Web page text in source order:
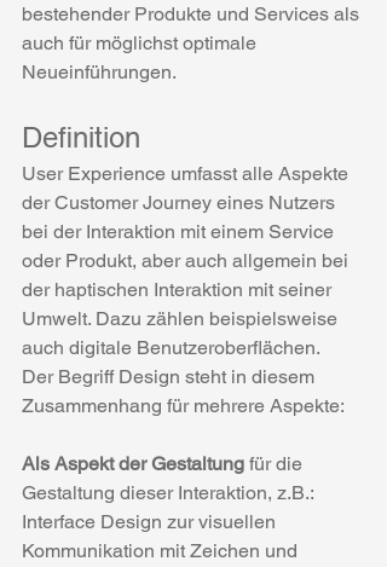
bestehender Produkte und Services als
auch für möglichst optimale
Neueinführungen.
Definition
User Experience umfasst alle Aspekte
der Customer Journey eines Nutzers
bei der Interaktion mit einem Service
oder Produkt, aber auch allgemein bei
der haptischen Interaktion mit seiner
Umwelt. Dazu zählen beispielsweise
auch digitale Benutzeroberflächen.
Der Begriff Design steht in diesem
Zusammenhang für mehrere Aspekte:
Als Aspekt der Gestaltung für die
Gestaltung dieser Interaktion, z.B.:
Interface Design zur visuellen
Kommunikation mit Zeichen und